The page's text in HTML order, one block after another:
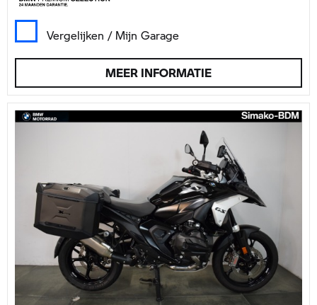
Vergelijken / Mijn Garage
MEER INFORMATIE